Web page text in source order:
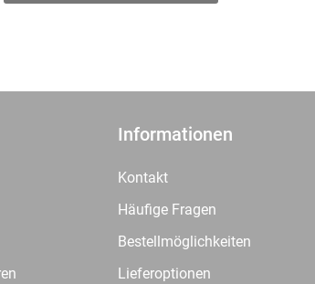
Informationen
Kontakt
Häufige Fragen
Bestellmöglichkeiten
Lieferoptionen